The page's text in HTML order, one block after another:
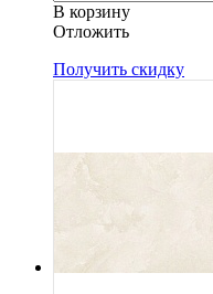
В корзину
Oтложить
Получить скидку